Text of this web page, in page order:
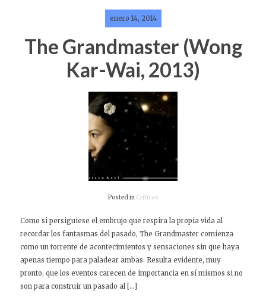
enero 14, 2014
The Grandmaster (Wong
Kar-Wai, 2013)
Posted in Críticas
Como si persiguiese el embrujo que respira la propia vida al
recordar los fantasmas del pasado, The Grandmaster comienza
como un torrente de acontecimientos y sensaciones sin que haya
apenas tiempo para paladear ambas. Resulta evidente, muy
pronto, que los eventos carecen de importancia en sí mismos si no
son para construir un pasado al […]